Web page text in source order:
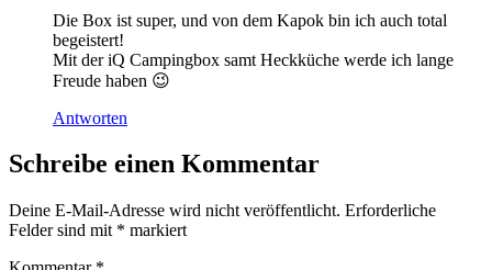
Die Box ist super, und von dem Kapok bin ich auch total
begeistert!
Mit der iQ Campingbox samt Heckküche werde ich lange
Freude haben 😉
Antworten
Schreibe einen Kommentar
Deine E-Mail-Adresse wird nicht veröffentlicht. Erforderliche
Felder sind mit * markiert